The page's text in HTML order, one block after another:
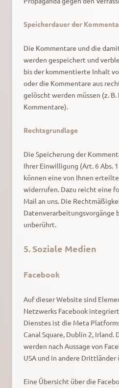
Speicherdauer der
Die Kommentare und die
werden gespeichert und
bis der kommentierte Inhalt
oder die Kommentare aus
gelöscht werden müssen (z.
Kommentare).
Rechtsgrundlage
Die Speicherung der
Ihrer Einwilligung (Art. 6 Abs. 1
können eine von Ihnen
widerrufen. Dazu reicht eine
Mail an uns. Die
Datenverarbeitungsvorgänge
unberührt.
5. Soziale Medien
Facebook
Auf dieser Website sind
Netzwerks Facebook
Dienstes ist die Meta
Canal Square, Dublin 2, Irland.
werden nach Aussage von
USA und in andere Drittländer
Eine Übersicht über die